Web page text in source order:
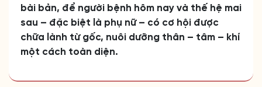
bài bản, để người bệnh hôm nay và thế hệ mai
sau – đặc biệt là phụ nữ – có cơ hội được
chữa lành từ gốc, nuôi dưỡng thân – tâm – khí
một cách toàn diện.